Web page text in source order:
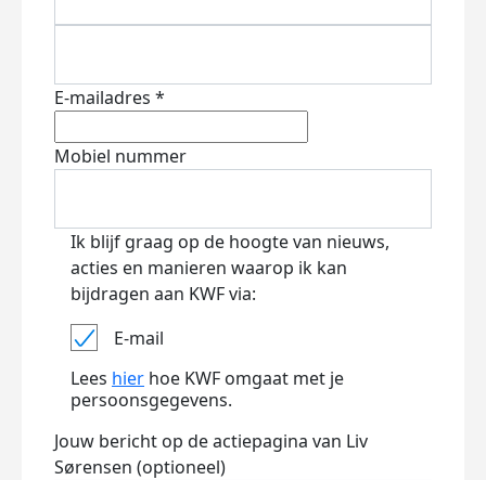
E-mailadres *
Mobiel nummer
Ik blijf graag op de hoogte van nieuws,
acties en manieren waarop ik kan
bijdragen aan KWF via:
E-mail
Lees hier hoe KWF omgaat met je
persoonsgegevens.
Jouw bericht op de actiepagina van Liv
Sørensen (optioneel)